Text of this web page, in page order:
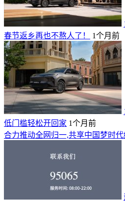
春节返乡再也不熬人了！
1个月前
低门槛轻松开回家 1个月前
合力推动全网归一,共享中国梦时代